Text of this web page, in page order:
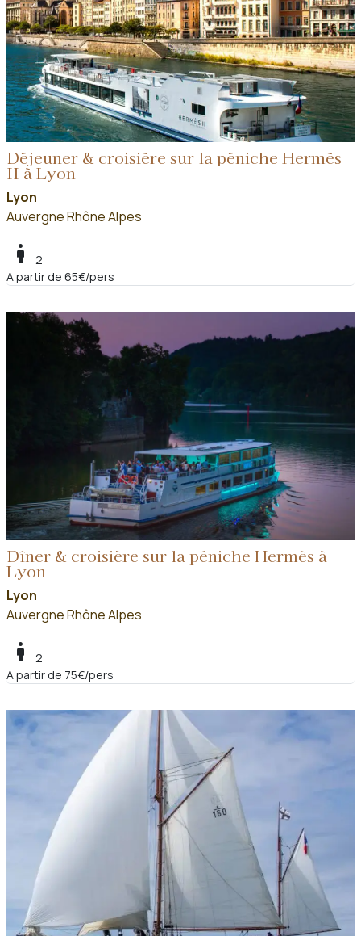
Déjeuner & croisière sur la péniche Hermès
II à Lyon
Lyon
Auvergne Rhône Alpes
boy
2
A partir de 65€/pers
Dîner & croisière sur la péniche Hermès à
Lyon
Lyon
Auvergne Rhône Alpes
boy
2
A partir de 75€/pers